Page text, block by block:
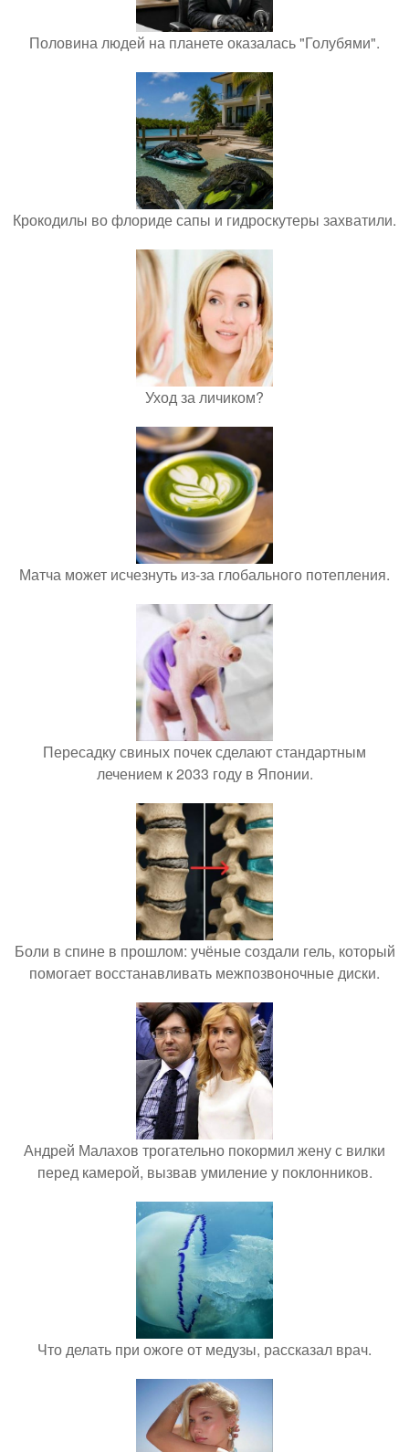
Половина людей на планете оказалась "Голубями".
Крокодилы во флориде сапы и гидроскутеры захватили.
Уход за личиком?
Матча может исчезнуть из-за глобального потепления.
Пересадку свиных почек сделают стандартным
лечением к 2033 году в Японии.
Боли в спине в прошлом: учёные создали гель, который
помогает восстанавливать межпозвоночные диски.
Андрей Малахов трогательно покормил жену с вилки
перед камерой, вызвав умиление у поклонников.
Что делать при ожоге от медузы, рассказал врач.